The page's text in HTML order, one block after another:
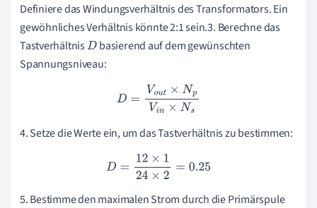
Definiere das Windungsverhältnis des Transformators. Ein
gewöhnliches Verhältnis könnte 2:1 sein.3. Berechne das
TastverhältnisD basierend auf dem gewünschten
Spannungsniveau:
D= Vo t×Np Vin×Ns
4. Setze die Werte ein, um das Tastverhältnis zu bestimmen:
D= 12×124×2 =0.25
5. Bestimme den maximalen Strom durch die Primärspule